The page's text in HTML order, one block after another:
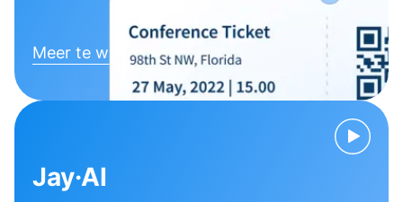
Meer te weten komen
Jay·AI